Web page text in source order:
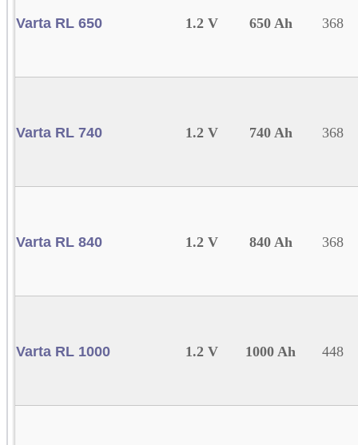
Varta RL 650 1.2 V 650 Ah 368
Varta RL 740 1.2 V 740 Ah 368
Varta RL 840 1.2 V 840 Ah 368
Varta RL 1000 1.2 V 1000 Ah 448